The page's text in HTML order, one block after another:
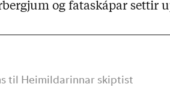
og fataskápar settir
til Heimildarinnar skiptist